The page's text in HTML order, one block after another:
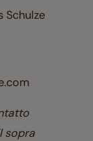
Schulze
sopra